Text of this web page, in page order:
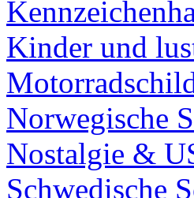
Kinder und
Norwegische
Nostalgie &
Schwedische